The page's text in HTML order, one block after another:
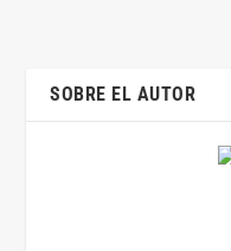
SOBRE EL AUTOR